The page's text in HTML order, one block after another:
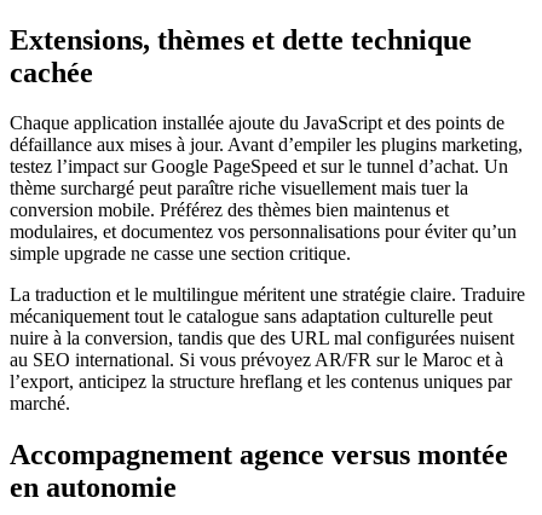
Extensions, thèmes et dette technique
cachée
Chaque application installée ajoute du JavaScript et des points de
défaillance aux mises à jour. Avant d’empiler les plugins marketing,
testez l’impact sur Google PageSpeed et sur le tunnel d’achat. Un
thème surchargé peut paraître riche visuellement mais tuer la
conversion mobile. Préférez des thèmes bien maintenus et
modulaires, et documentez vos personnalisations pour éviter qu’un
simple upgrade ne casse une section critique.
La traduction et le multilingue méritent une stratégie claire. Traduire
mécaniquement tout le catalogue sans adaptation culturelle peut
nuire à la conversion, tandis que des URL mal configurées nuisent
au SEO international. Si vous prévoyez AR/FR sur le Maroc et à
l’export, anticipez la structure hreflang et les contenus uniques par
marché.
Accompagnement agence versus montée
en autonomie